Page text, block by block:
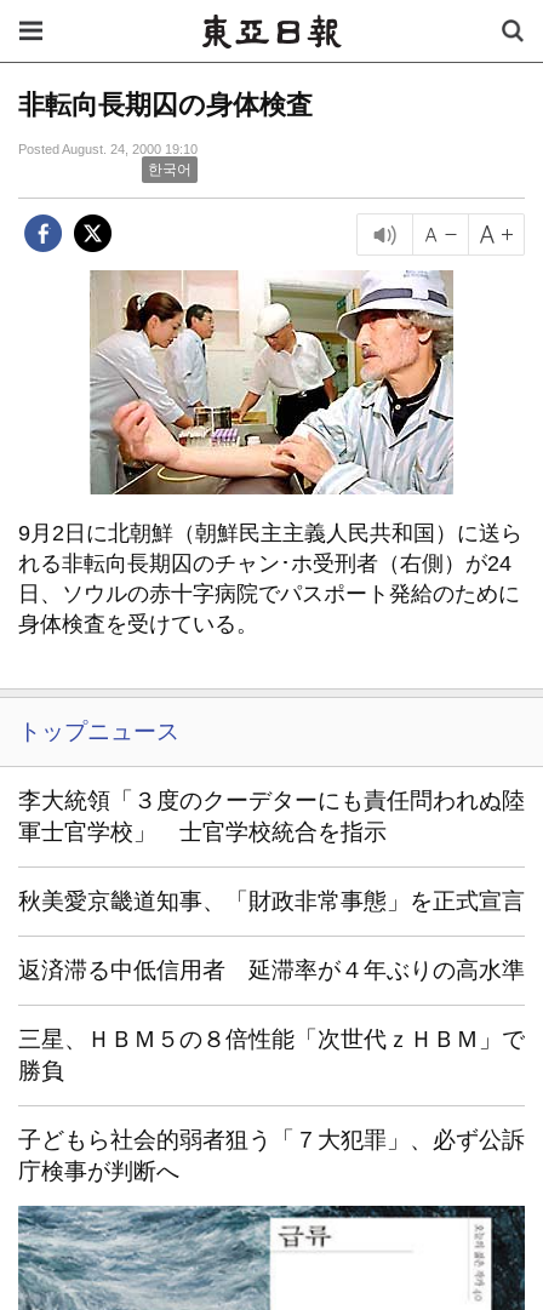
非転向長期囚の身体検査
Posted August. 24, 2000 19:10
한국어
9月2日に北朝鮮（朝鮮民主主義人民共和国）に送ら
れる非転向長期囚のチャン･ホ受刑者（右側）が24
日、ソウルの赤十字病院でパスポート発給のために
身体検査を受けている。
トップニュース
李大統領「３度のクーデターにも責任問われぬ陸
軍士官学校」 士官学校統合を指示
秋美愛京畿道知事、「財政非常事態」を正式宣言
返済滞る中低信用者 延滞率が４年ぶりの高水準
三星、ＨＢＭ５の８倍性能「次世代ｚＨＢＭ」で
勝負
子どもら社会的弱者狙う「７大犯罪」、必ず公訴
庁検事が判断へ